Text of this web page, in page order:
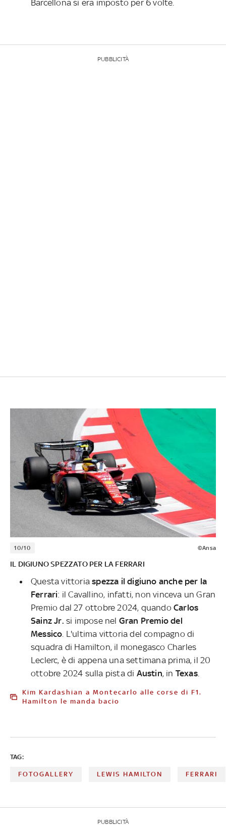
Barcellona si era imposto per 6 volte.
PUBBLICITÀ
10/10 ©Ansa
IL DIGIUNO SPEZZATO PER LA FERRARI
Questa vittoriaspezza il digiuno anche per la
Ferrari: il Cavallino, infatti, non vinceva un Gran
Premio dal 27 ottobre 2024, quando Carlos
Sainz Jr. si impose nel Gran Premio del
Messico. L'ultima vittoria del compagno di
squadra di Hamilton, il monegasco Charles
Leclerc, è di appena una settimana prima, il 20
ottobre 2024 sulla pista di Austin, in Texas.
Kim Kardashian a Montecarlo alle corse di F1.
Hamilton le manda bacio
TAG:
FOTOGALLERY LEWIS HAMILTON FERRARI
PUBBLICITÀ